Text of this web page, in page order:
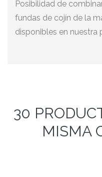
Posibilidad de
fundas de cojín de la
disponibles en nuestra
30
MISMA